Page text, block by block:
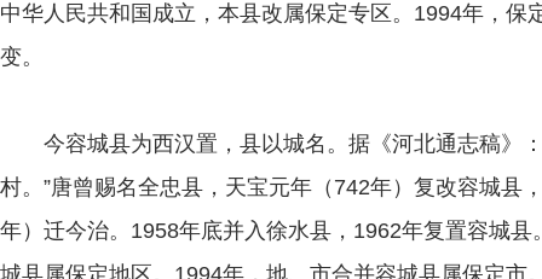
中华人民共和国成立，本县改属保定专区。1994年，保
变。
今容城县为西汉置，县以城名。据《河北通志稿》：
村。”唐曾赐名全忠县，天宝元年（742年）复改容城县
年）迁今治。1958年底并入徐水县，1962年复置容城
城县属保定地区。1994年，地、市合并容城县属保定市